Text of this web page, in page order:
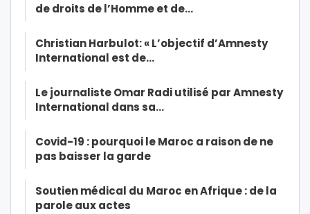
de droits de l’Homme et de…
Christian Harbulot: « L’objectif d’Amnesty
International est de…
Le journaliste Omar Radi utilisé par Amnesty
International dans sa…
Covid-19 : pourquoi le Maroc a raison de ne
pas baisser la garde
Soutien médical du Maroc en Afrique : de la
parole aux actes